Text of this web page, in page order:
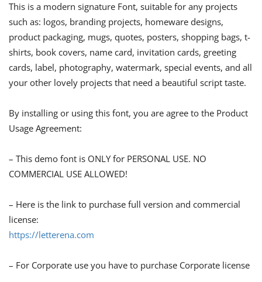
This is a modern signature Font, suitable for any projects
such as: logos, branding projects, homeware designs,
product packaging, mugs, quotes, posters, shopping bags, t-
shirts, book covers, name card, invitation cards, greeting
cards, label, photography, watermark, special events, and all
your other lovely projects that need a beautiful script taste.
By installing or using this font, you are agree to the Product
Usage Agreement:
– This demo font is ONLY for PERSONAL USE. NO
COMMERCIAL USE ALLOWED!
– Here is the link to purchase full version and commercial
license:
https://letterena.com
– For Corporate use you have to purchase Corporate license